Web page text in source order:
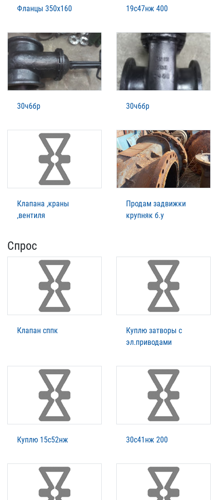
Фланцы 350х160 19с47нж 400
30ч6бр 30ч6бр
Клапана ,краны
,вентиля
Продам задвижки
крупняк б.у
Спрос
Клапан сппк
Куплю затворы с
эл.приводами
Куплю 15с52нж 30с41нж 200